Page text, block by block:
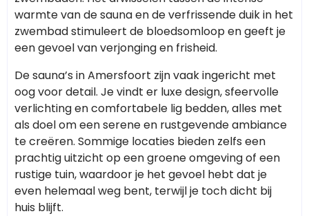
warmte van de sauna en de verfrissende duik in het
zwembad stimuleert de bloedsomloop en geeft je
een gevoel van verjonging en frisheid.
De sauna’s in Amersfoort zijn vaak ingericht met
oog voor detail. Je vindt er luxe design, sfeervolle
verlichting en comfortabele lig bedden, alles met
als doel om een serene en rustgevende ambiance
te creëren. Sommige locaties bieden zelfs een
prachtig uitzicht op een groene omgeving of een
rustige tuin, waardoor je het gevoel hebt dat je
even helemaal weg bent, terwijl je toch dicht bij
huis blijft.